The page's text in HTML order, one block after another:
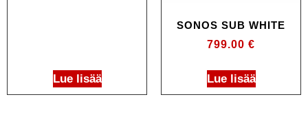
Lue lisää
SONOS SUB WHITE
799.00 €
Lue lisää